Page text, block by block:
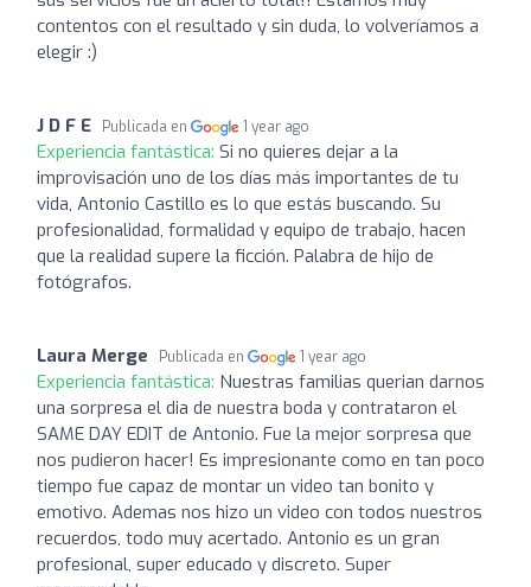
contentos con el resultado y sin duda, lo volveríamos a
elegir :)
J D F E Publicada en 1 year ago
Experiencia fantástica: Si no quieres dejar a la
improvisación uno de los días más importantes de tu
vida, Antonio Castillo es lo que estás buscando. Su
profesionalidad, formalidad y equipo de trabajo, hacen
que la realidad supere la ficción. Palabra de hijo de
fotógrafos.
Laura Merge Publicada en 1 year ago
Experiencia fantástica: Nuestras familias querian darnos
una sorpresa el dia de nuestra boda y contrataron el
SAME DAY EDIT de Antonio. Fue la mejor sorpresa que
nos pudieron hacer! Es impresionante como en tan poco
tiempo fue capaz de montar un video tan bonito y
emotivo. Ademas nos hizo un video con todos nuestros
recuerdos, todo muy acertado. Antonio es un gran
profesional, super educado y discreto. Super